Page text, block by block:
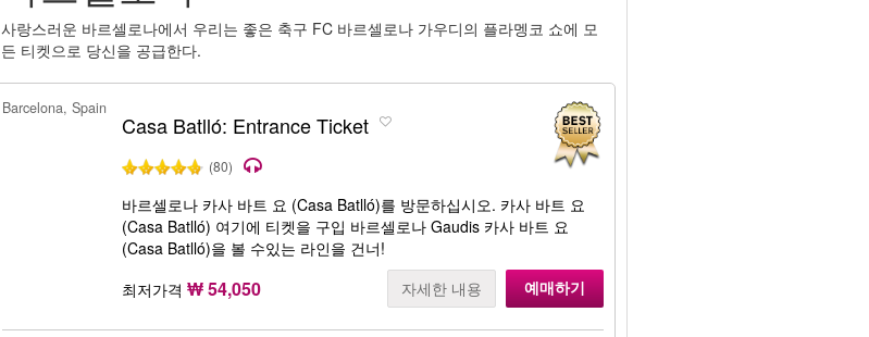
사랑스러운 바르셀로나에서 우리는 좋은 축구 FC 바르셀로나 가우디의 플라멩코 쇼에 모
든 티켓으로 당신을 공급한다.
Barcelona, Spain
Casa Batlló: Entrance Ticket
(80)
바르셀로나 카사 바트 요 (Casa Batll​​ó)를 방문하십시오. 카사 바트 요
(Casa Batll​​ó) 여기에 티켓을 구입 바르셀로나 Gaudis 카사 바트 요
(Casa Batll​​ó)을 볼 수있는 라인을 건너!
최저가격 ₩ 54,050 자세한 내용 예매하기